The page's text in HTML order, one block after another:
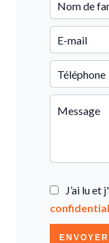
J’ai lu et
ENVOYER